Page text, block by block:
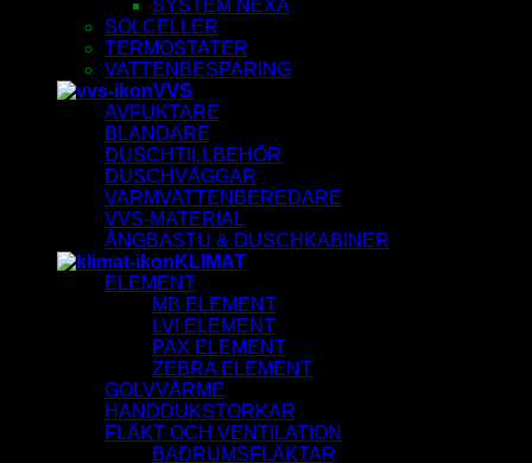
SYSTEM NEXA
SOLCELLER
TERMOSTATER
VATTENBESPARING
VVS
AVFUKTARE
BLANDARE
DUSCHTILLBEHÖR
DUSCHVÄGGAR
VARMVATTENBEREDARE
VVS-MATERIAL
ÅNGBASTU & DUSCHKABINER
KLIMAT
ELEMENT
MB ELEMENT
LVI ELEMENT
PAX ELEMENT
ZEBRA ELEMENT
GOLVVÄRME
HANDDUKSTORKAR
FLÄKT OCH VENTILATION
BADRUMSFLÄKTAR